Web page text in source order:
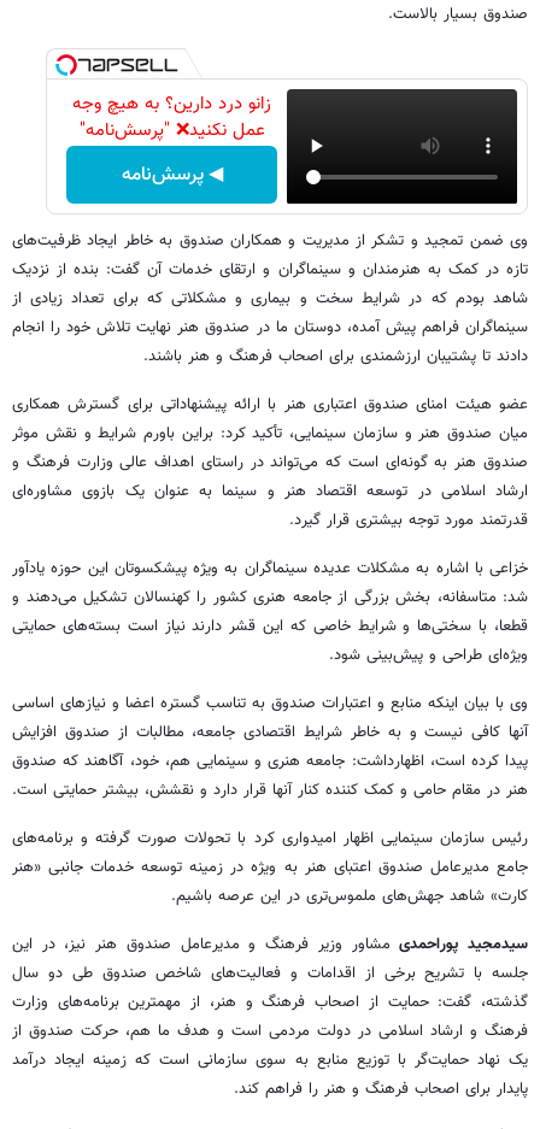
صندوق بسیار بالاست.
زانو درد دارین؟ به هیچ وجه
عمل نکنید❌ "پرسش‌نامه"
◀ پرسش‌نامه
وی ضمن تمجید و تشکر از مدیریت و همکاران صندوق به خاطر ایجاد ظرفیت‌های
تازه در کمک به هنرمندان و سینماگران و ارتقای خدمات آن گفت: بنده از نزدیک
شاهد بودم که در شرایط سخت و بیماری و مشکلاتی که برای تعداد زیادی از
سینماگران فراهم پیش آمده، دوستان ما در صندوق هنر نهایت تلاش خود را انجام
دادند تا پشتیبان ارزشمندی برای اصحاب فرهنگ و هنر باشند.
عضو هیئت امنای صندوق اعتباری هنر با ارائه پیشنهاداتی برای گسترش همکاری
میان صندوق هنر و سازمان سینمایی، تأکید کرد: براین باورم شرایط و نقش موثر
صندوق هنر به گونه‌ای است که می‌تواند در راستای اهداف عالی وزارت فرهنگ و
ارشاد اسلامی در توسعه اقتصاد هنر و سینما به عنوان یک بازوی مشاوره‌ای
قدرتمند مورد توجه بیشتری قرار گیرد.
خزاعی با اشاره به مشکلات عدیده سینماگران به ویژه پیشکسوتان این حوزه یادآور
شد: متاسفانه، بخش بزرگی از جامعه هنری کشور را کهنسالان تشکیل می‌دهند و
قطعا، با سختی‌ها و شرایط خاصی که این قشر دارند نیاز است بسته‌های حمایتی
ویژه‌ای طراحی و پیش‌بینی شود.
وی با بیان اینکه منابع و اعتبارات صندوق به تناسب گستره اعضا و نیازهای اساسی
آنها کافی نیست و به خاطر شرایط اقتصادی جامعه، مطالبات از صندوق افزایش
پیدا کرده است، اظهارداشت: جامعه هنری و سینمایی هم، خود، آگاهند که صندوق
هنر در مقام حامی و کمک کننده کنار آنها قرار دارد و نقشش، بیشتر حمایتی است.
رئیس سازمان سینمایی اظهار امیدواری کرد با تحولات صورت گرفته و برنامه‌های
جامع مدیرعامل صندوق اعتبای هنر به ویژه در زمینه توسعه خدمات جانبی «هنر
کارت» شاهد جهش‌های ملموس‌تری در این عرصه باشیم.
سیدمجید پوراحمدیمشاور وزیر فرهنگ و مدیرعامل صندوق هنر نیز، در این
جلسه با تشریح برخی از اقدامات و فعالیت‌های شاخص صندوق طی دو سال
گذشته، گفت: حمایت از اصحاب فرهنگ و هنر، از مهمترین برنامه‌های وزارت
فرهنگ و ارشاد اسلامی در دولت مردمی است و هدف ما هم، حرکت صندوق از
یک نهاد حمایت‌گر با توزیع منابع به سوی سازمانی است که زمینه ایجاد درآمد
پایدار برای اصحاب فرهنگ و هنر را فراهم کند.